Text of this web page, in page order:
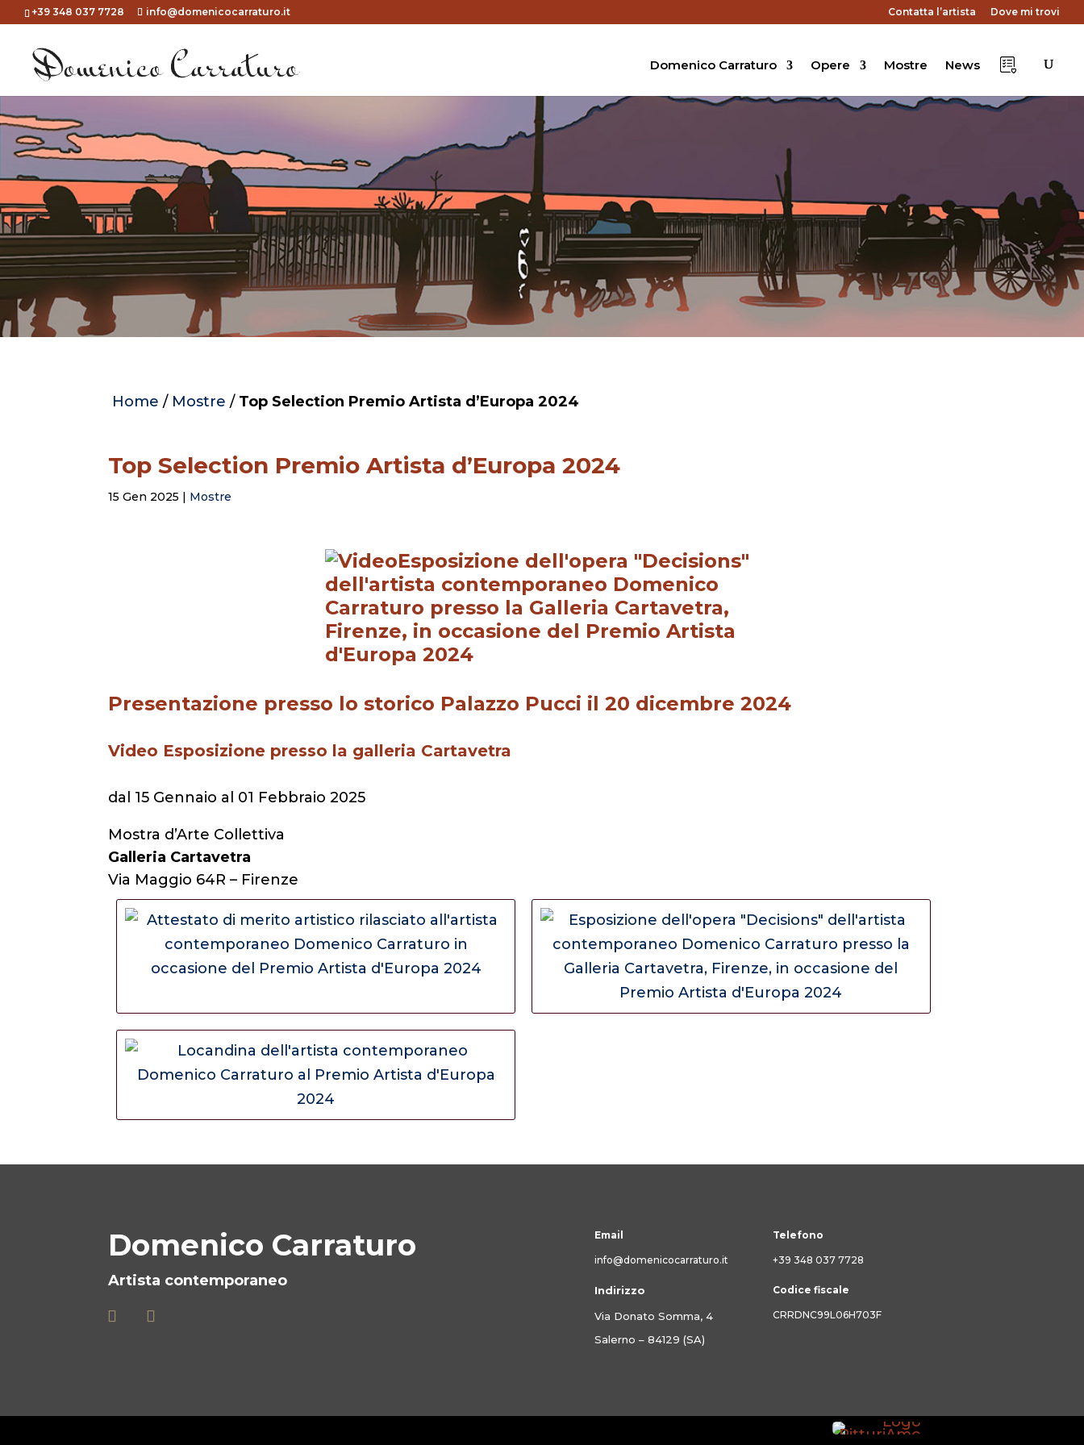
+39 348 037 7728 info@domenicocarraturo.it Contatta l’artista Dove mi trovi
Domenico Carraturo Opere Mostre News
Home / Mostre / Top Selection Premio Artista d’Europa 2024
Top Selection Premio Artista d’Europa 2024
15 Gen 2025 | Mostre
Presentazione presso lo storico Palazzo Pucci il 20 dicembre 2024
Video Esposizione presso la galleria Cartavetra
dal 15 Gennaio al 01 Febbraio 2025
Mostra d’Arte Collettiva
Galleria Cartavetra
Via Maggio 64R – Firenze
Domenico Carraturo
Artista contemporaneo
Email
info@domenicocarraturo.it
Indirizzo
Via Donato Somma, 4
Salerno – 84129 (SA)
Telefono
+39 348 037 7728
Codice fiscale
CRRDNC99L06H703F